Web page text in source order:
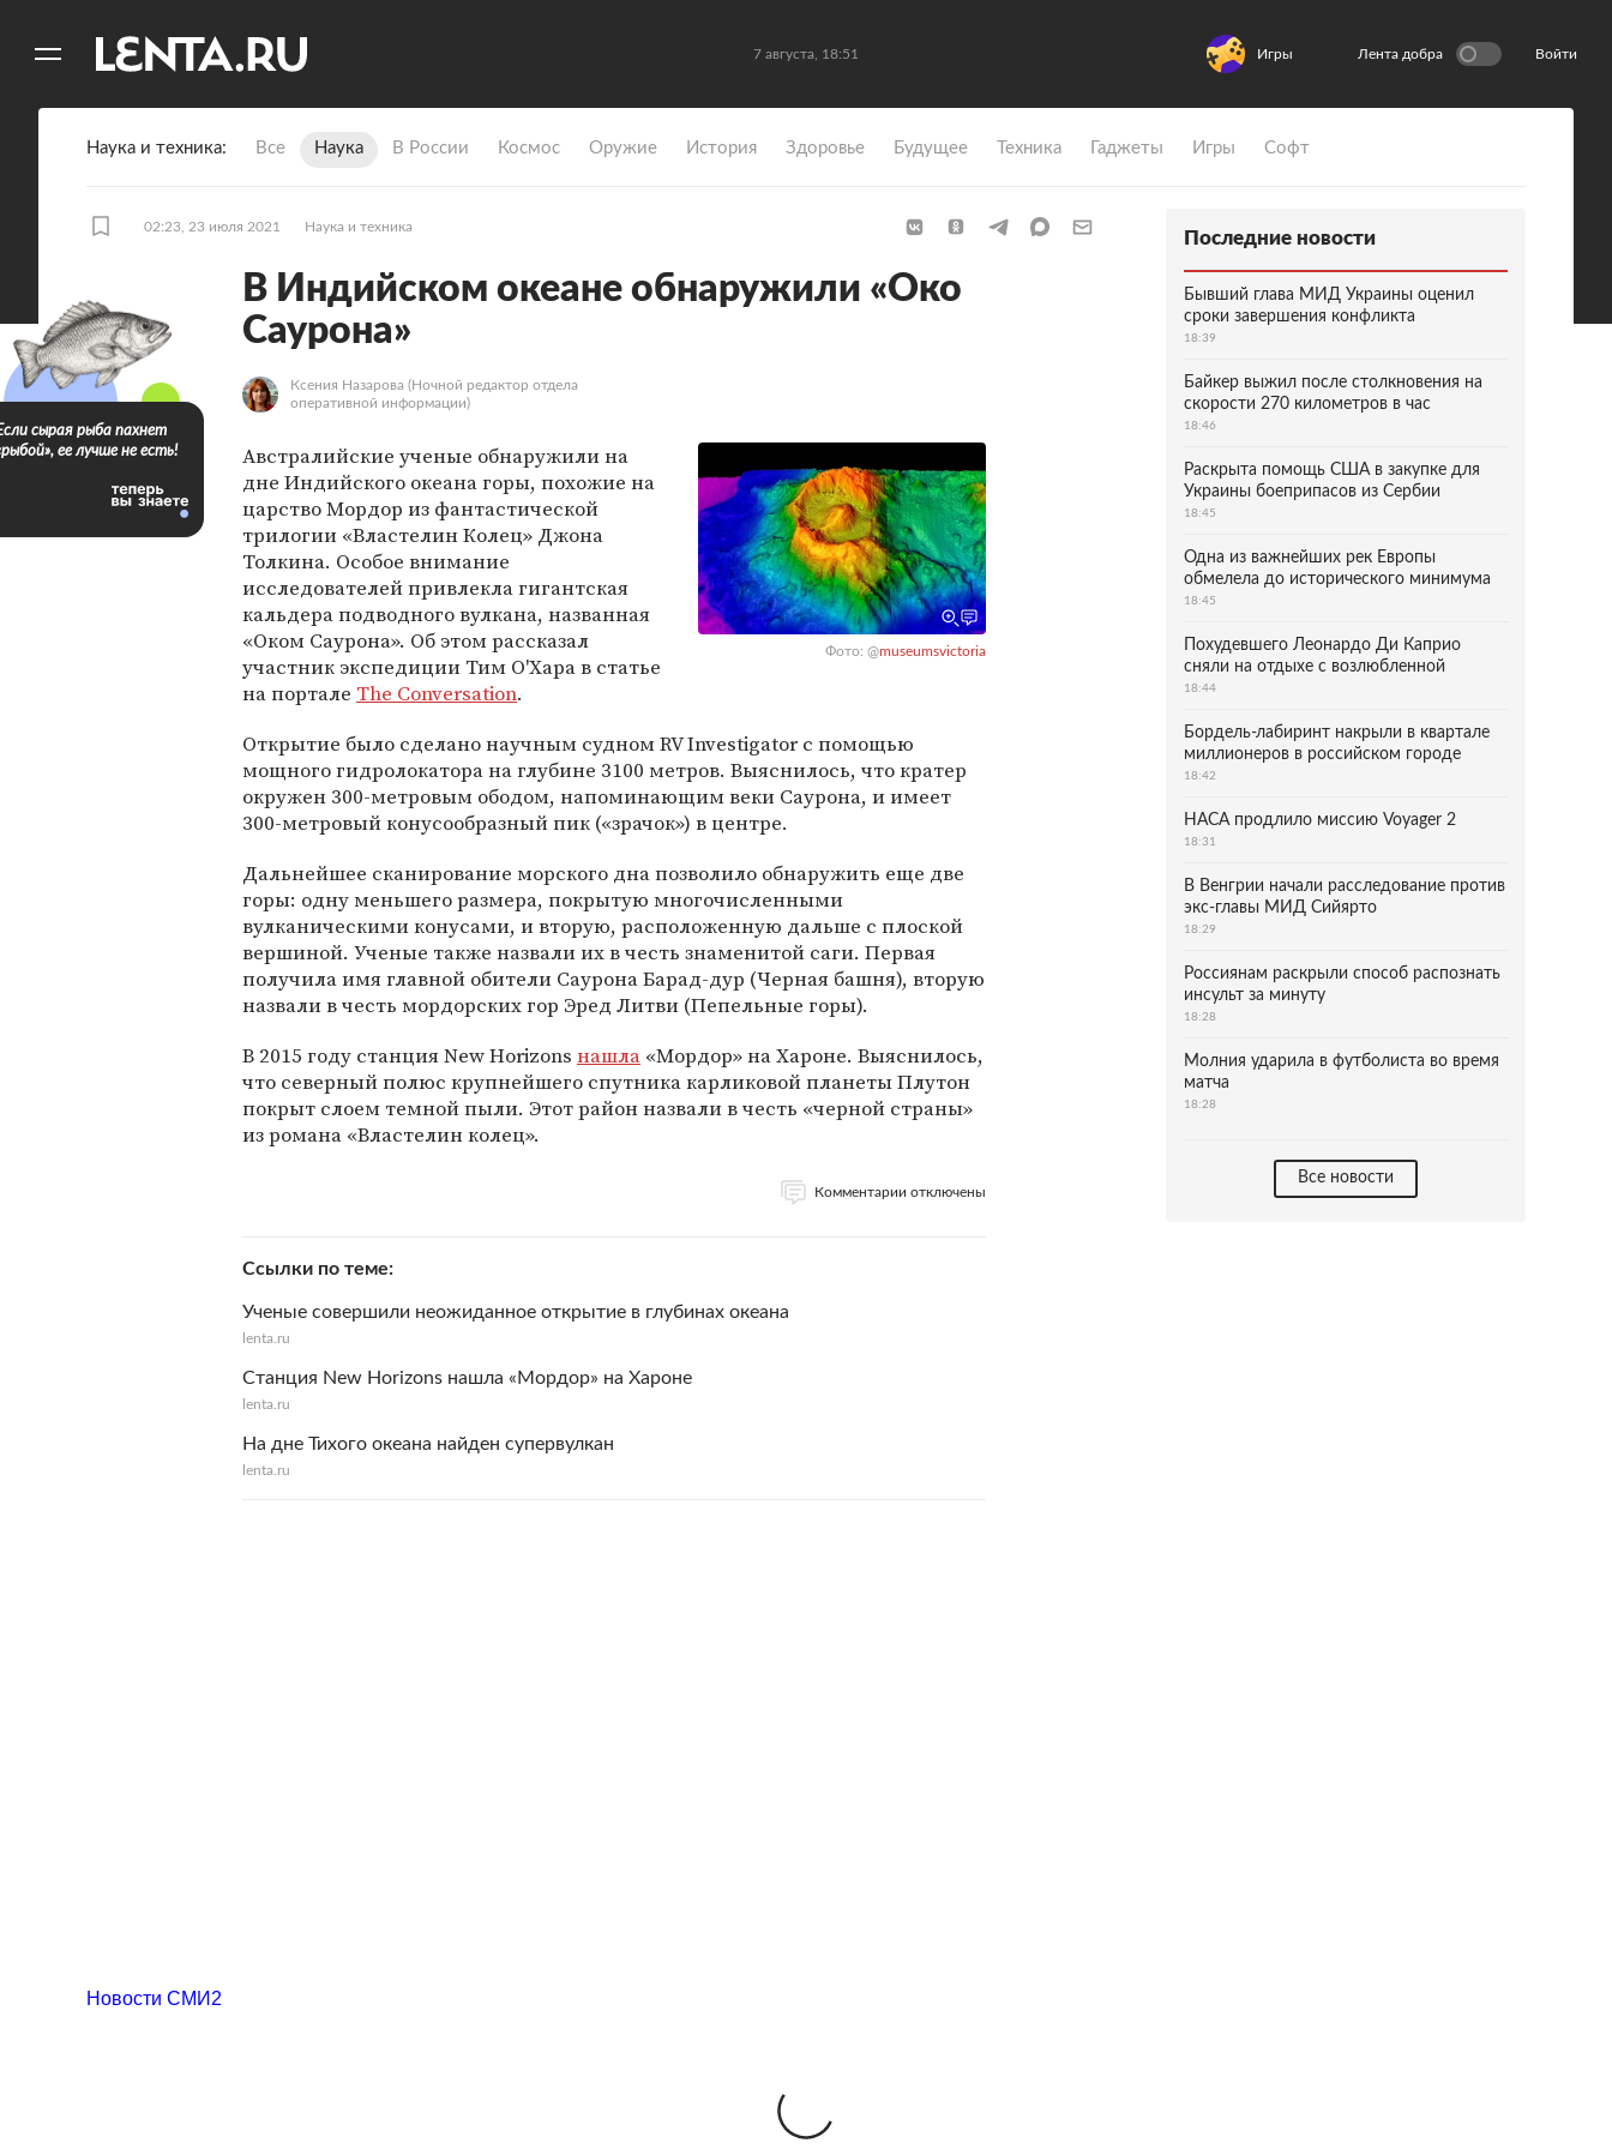
7 августа, 18:51 Игры Лента добра Войти
Наука и техника Все Наука В России Космос Оружие История Здоровье Будущее Техника Гаджеты Игры Софт
02:23, 23 июля 2021 Наука и техника
В Индийском океане обнаружили «Око
Саурона»
Ксения Назарова (Ночной редактор отдела
оперативной информации)
Фото: @museumsvictoria
Австралийские ученые обнаружили на
дне Индийского океана горы, похожие на
царство Мордор из фантастической
трилогии «Властелин Колец» Джона
Толкина. Особое внимание
исследователей привлекла гигантская
кальдера подводного вулкана, названная
«Оком Саурона». Об этом рассказал
участник экспедиции Тим О'Хара в статье
на портале The Conversation.
Открытие было сделано научным судном RV Investigator с помощью
мощного гидролокатора на глубине 3100 метров. Выяснилось, что кратер
окружен 300-метровым ободом, напоминающим веки Саурона, и имеет
300-метровый конусообразный пик («зрачок») в центре.
Дальнейшее сканирование морского дна позволило обнаружить еще две
горы: одну меньшего размера, покрытую многочисленными
вулканическими конусами, и вторую, расположенную дальше с плоской
вершиной. Ученые также назвали их в честь знаменитой саги. Первая
получила имя главной обители Саурона Барад-дур (Черная башня), вторую
назвали в честь мордорских гор Эред Литви (Пепельные горы).
В 2015 году станция New Horizons нашла «Мордор» на Хароне. Выяснилось,
что северный полюс крупнейшего спутника карликовой планеты Плутон
покрыт слоем темной пыли. Этот район назвали в честь «черной страны»
из романа «Властелин колец».
Комментарии отключены
Ссылки по теме
Ученые совершили неожиданное открытие в глубинах океана
lenta.ru
Станция New Horizons нашла «Мордор» на Хароне
lenta.ru
На дне Тихого океана найден супервулкан
lenta.ru
сырая рыба пахнет
ее лучше не есть!
Последние новости
Бывший глава МИД Украины оценил
сроки завершения конфликта
18:39
Байкер выжил после столкновения на
скорости 270 километров в час
18:46
Раскрыта помощь США в закупке для
Украины боеприпасов из Сербии
18:45
Одна из важнейших рек Европы
обмелела до исторического минимума
18:45
Похудевшего Леонардо Ди Каприо
сняли на отдыхе с возлюбленной
18:44
Бордель-лабиринт накрыли в квартале
миллионеров в российском городе
18:42
НАСА продлило миссию Voyager 2
18:31
В Венгрии начали расследование против
экс-главы МИД Сийярто
18:29
Россиянам раскрыли способ распознать
инсульт за минуту
18:28
Молния ударила в футболиста во время
матча
18:28
Все новости
Новости СМИ2